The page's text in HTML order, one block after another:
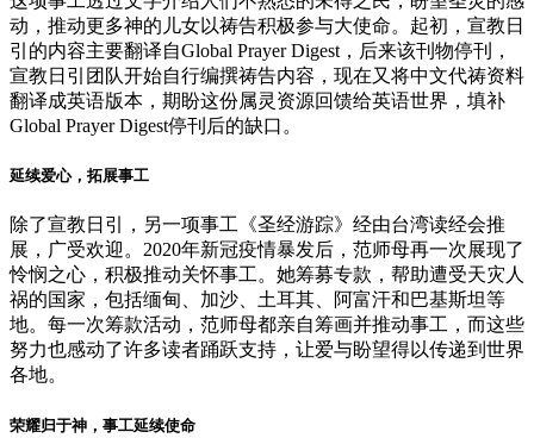
动，推动更多神的儿女以祷告积极参与大使命。起初，宣教日
引的内容主要翻译自Global Prayer Digest，后来该刊物停刊，
宣教日引团队开始自行编撰祷告内容，现在又将中文代祷资料
翻译成英语版本，期盼这份属灵资源回馈给英语世界，填补
Global Prayer Digest停刊后的缺口。
延续爱心，拓展事工
除了宣教日引，另一项事工《圣经游踪》经由台湾读经会推
展，广受欢迎。2020年新冠疫情暴发后，范师母再一次展现了
怜悯之心，积极推动关怀事工。她筹募专款，帮助遭受天灾人
祸的国家，包括缅甸、加沙、土耳其、阿富汗和巴基斯坦等
地。每一次筹款活动，范师母都亲自筹画并推动事工，而这些
努力也感动了许多读者踊跃支持，让爱与盼望得以传递到世界
各地。
荣耀归于神，事工延续使命